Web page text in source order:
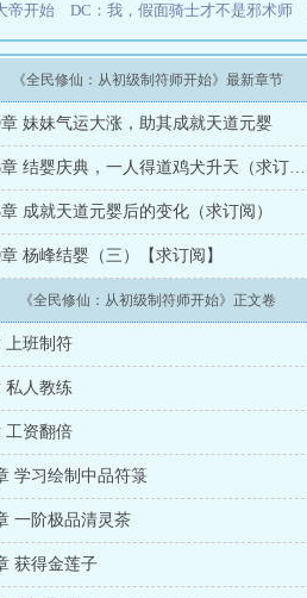
帝开始 DC：我，假面骑士才不是邪术师
《全民修仙：从初级制符师开始》最新章节
章 妹妹气运大涨，助其成就天道元婴
第266章 结婴庆典，一人得道鸡犬升天（求订阅）
成就天道元婴后的变化（求订阅）
杨峰结婴（三）【求订阅】
《全民修仙：从初级制符师开始》正文卷
上班制符
私人教练
工资翻倍
学习绘制中品符箓
一阶极品清灵茶
获得金莲子